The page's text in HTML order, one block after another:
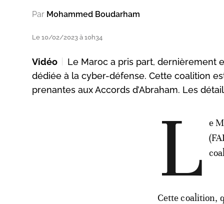
Par Mohammed Boudarham
Le 10/02/2023 à 10h34
Vidéo
Le Maroc a pris part, dernièrement
dédiée à la cyber-défense. Cette coalition
prenantes aux Accords d’Abraham. Les
L
e
Cette coalition,